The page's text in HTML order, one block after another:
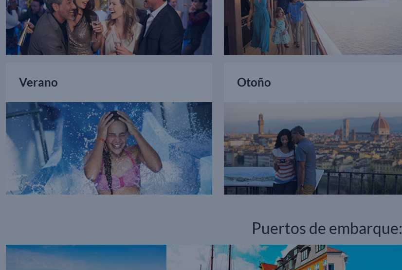
Verano Otoño
Puertos de embarque: